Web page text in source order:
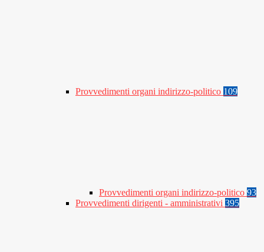
Provvedimenti organi indirizzo-politico 109
Provvedimenti organi indirizzo-politico 93
Provvedimenti dirigenti - amministrativi 395